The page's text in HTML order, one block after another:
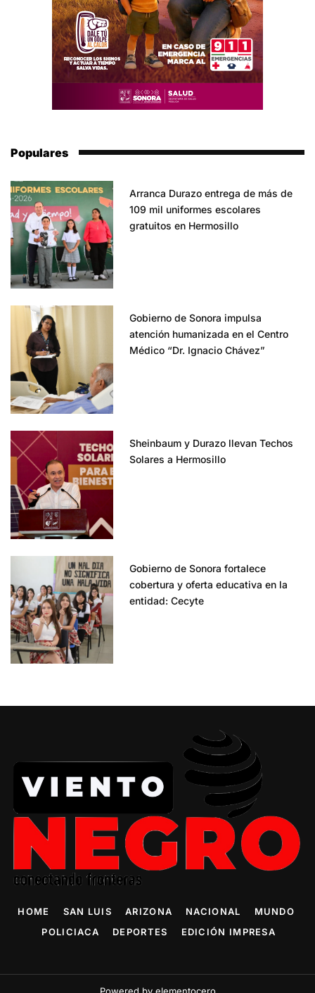
Populares
Arranca Durazo entrega de más de
109 mil uniformes escolares
gratuitos en Hermosillo
Gobierno de Sonora impulsa
atención humanizada en el Centro
Médico “Dr. Ignacio Chávez”
Sheinbaum y Durazo llevan Techos
Solares a Hermosillo
Gobierno de Sonora fortalece
cobertura y oferta educativa en la
entidad: Cecyte
HOME SAN LUIS ARIZONA NACIONAL
MUNDO
POLICIACA
DEPORTES EDICIÓN IMPRESA
Powered by elementocero